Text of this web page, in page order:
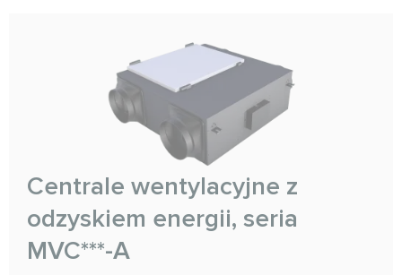
Centrale wentylacyjne z
odzyskiem energii, seria
MVC***-A